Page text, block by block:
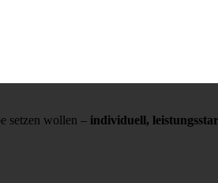
setzen wollen – individuell,